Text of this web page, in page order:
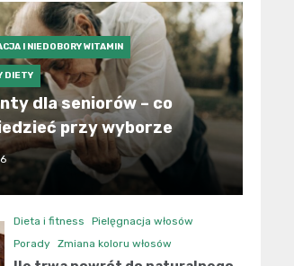
I NIEDOBORY WITAMIN
DIETY
dla seniorów – co
przy wyborze
Dieta i fitness
Pielęgnacja włosów
Porady Zmiana koloru włosów